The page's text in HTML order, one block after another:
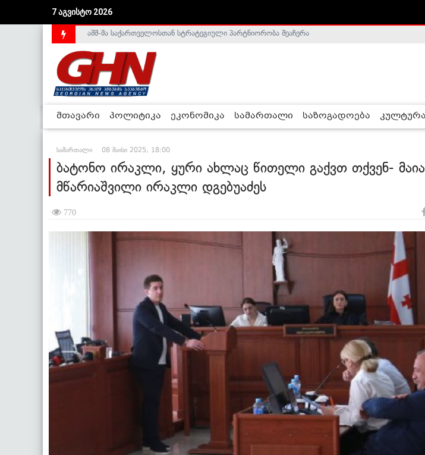
7 აგვისტო 2026
საქართველოს დე-ფაქტო მთავრობა არალეგიტიმურია - ჰელსინკის კომისია
მთავარი პოლიტიკა ეკონომიკა სამართალი საზოგადოება კულტურა
სამართალი 08 მაისი 2025, 18:00
ბატონო ირაკლი, ყური ახლაც წითელი გაქვთ თქვენ- მაია
მწარიაშვილი ირაკლი დგებუაძეს
770